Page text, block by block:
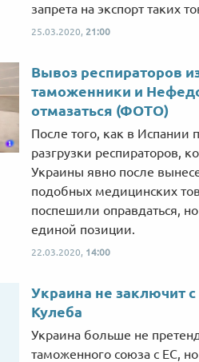
запрета на экспорт таких
25.03.2020, 21:00
Вывоз респираторов
таможенники и
отмазаться (ФОТО)
После того, как в Испании
разгрузки респираторов,
Украины явно после
подобных медицинских
поспешили оправдаться,
единой позиции.
22.03.2020, 14:00
Украина не заключит
Кулеба
Украина больше не
таможенного союза с ЕС,